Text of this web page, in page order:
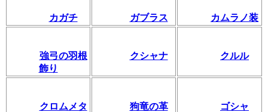
カガチ ガブラス カムラノ装
強弓の羽根
飾り
クシャナ クルル
クロムメタ
狗竜の革 ゴシャ